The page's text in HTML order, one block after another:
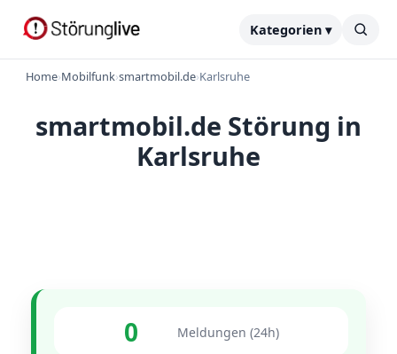
Kategorien ▾
Home›Mobilfunk›smartmobil.de›Karlsruhe
smartmobil.de Störung in
Karlsruhe
0 Meldungen (24h)